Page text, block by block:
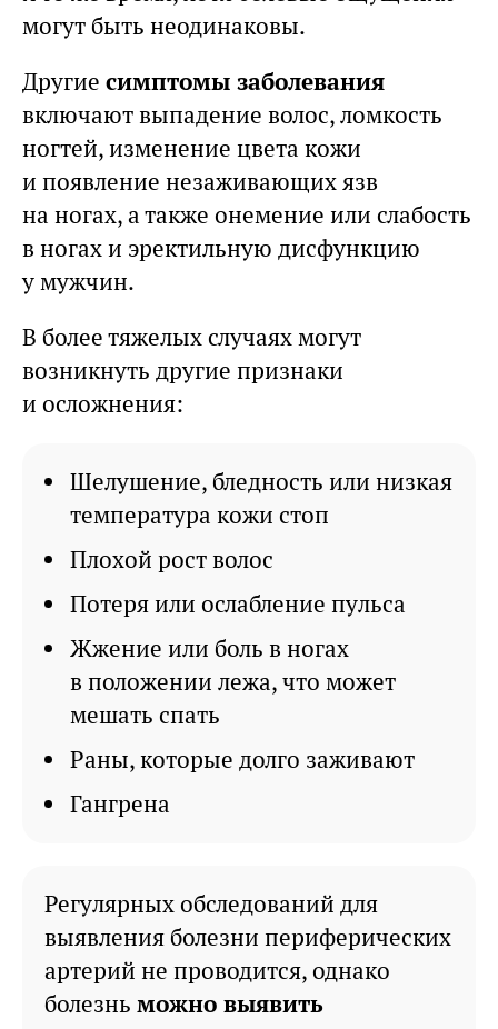
могут быть неодинаковы.
Другие симптомы заболевания
включают выпадение волос, ломкость
ногтей, изменение цвета кожи
и появление незаживающих язв
на ногах, а также онемение или слабость
в ногах и эректильную дисфункцию
у мужчин.
В более тяжелых случаях могут
возникнуть другие признаки
и осложнения:
Шелушение, бледность или низкая
температура кожи стоп
Плохой рост волос
Потеря или ослабление пульса
Жжение или боль в ногах
в положении лежа, что может
мешать спать
Раны, которые долго заживают
Гангрена
Регулярных обследований для
выявления болезни периферических
артерий не проводится, однако
болезнь можно выявить